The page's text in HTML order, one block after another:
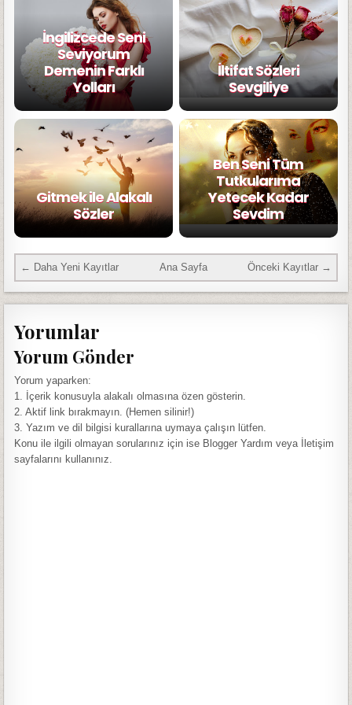
İngilizcede Seni
Seviyorum
Demenin Farklı
Yolları
İltifat Sözleri
Sevgiliye
Gitmek ile Alakalı
Sözler
Ben Seni Tüm
Tutkularıma
Yetecek Kadar
Sevdim
← Daha Yeni Kayıtlar Önceki Kayıtlar →
Ana Sayfa
Yorumlar
Yorum Gönder
Yorum yaparken:
1. İçerik konusuyla alakalı olmasına özen gösterin.
2. Aktif link bırakmayın. (Hemen silinir!)
3. Yazım ve dil bilgisi kurallarına uymaya çalışın lütfen.
Konu ile ilgili olmayan sorularınız için ise Blogger Yardım veya İletişim
sayfalarını kullanınız.